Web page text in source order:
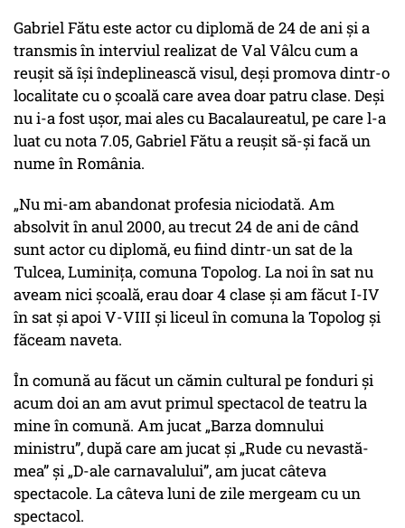
Gabriel Fătu este actor cu diplomă de 24 de ani și a
transmis în interviul realizat de Val Vâlcu cum a
reușit să își îndeplinească visul, deși promova dintr-o
localitate cu o școală care avea doar patru clase. Deși
nu i-a fost ușor, mai ales cu Bacalaureatul, pe care l-a
luat cu nota 7.05, Gabriel Fătu a reușit să-și facă un
nume în România.
„Nu mi-am abandonat profesia niciodată. Am
absolvit în anul 2000, au trecut 24 de ani de când
sunt actor cu diplomă, eu fiind dintr-un sat de la
Tulcea, Luminița, comuna Topolog. La noi în sat nu
aveam nici școală, erau doar 4 clase și am făcut I-IV
în sat și apoi V-VIII și liceul în comuna la Topolog și
făceam naveta.
În comună au făcut un cămin cultural pe fonduri și
acum doi an am avut primul spectacol de teatru la
mine în comună. Am jucat „Barza domnului
ministru”, după care am jucat și „Rude cu nevastă-
mea”și „D-ale carnavalului”, am jucat câteva
spectacole. La câteva luni de zile mergeam cu un
spectacol.